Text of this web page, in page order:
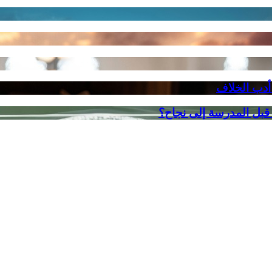
أدب الخلاف
قبل المدرسة إلى نجاح؟